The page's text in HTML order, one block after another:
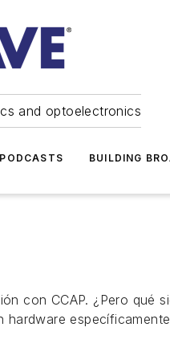
and optoelectronics
PODCASTS BUILDING
con CCAP. ¿Pero qué
hardware